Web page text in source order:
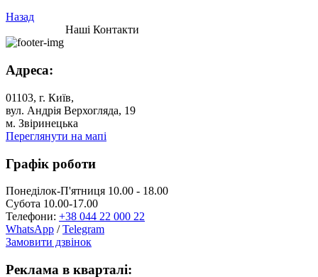
Назад
Наші Контакти
Адреса:
01103, г. Київ,
вул. Андрія Верхогляда, 19
м. Звіринецька
Переглянути на мапі
Графік роботи
Понеділок-П'ятниця 10.00 - 18.00
Субота 10.00-17.00
Телефони: +38 044 22 000 22
WhatsApp /Telegram
Замовити дзвінок
Реклама в кварталі: